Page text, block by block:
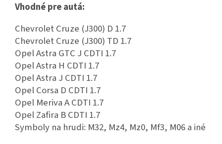
Vhodné pre autá:
Chevrolet Cruze (J300) D 1.7
Chevrolet Cruze (J300) TD 1.7
Opel Astra GTC J CDTI 1.7
Opel Astra H CDTI 1.7
Opel Astra J CDTI 1.7
Opel Corsa D CDTI 1.7
Opel Meriva A CDTI 1.7
Opel Zafira B CDTI 1.7
Symboly na hrudi: M32, Mz4, Mz0, Mf3, M06 a iné